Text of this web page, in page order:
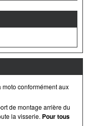
conformément aux
de montage arrière du
la visserie. Pour tous